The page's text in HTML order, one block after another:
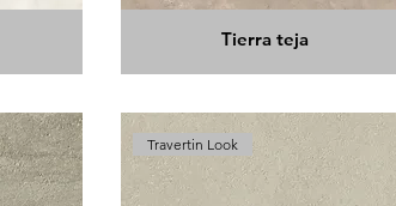
Tierra teja
Travertin Look